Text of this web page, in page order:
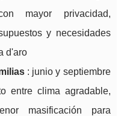
mayor privacidad,
y necesidades
d'aro
: junio y septiembre
entre clima agradable,
masificación para